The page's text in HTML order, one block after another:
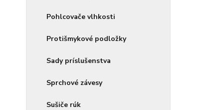
Pohlcovače vlhkosti
Protišmykové podložky
Sady príslušenstva
Sprchové závesy
Sušiče rúk